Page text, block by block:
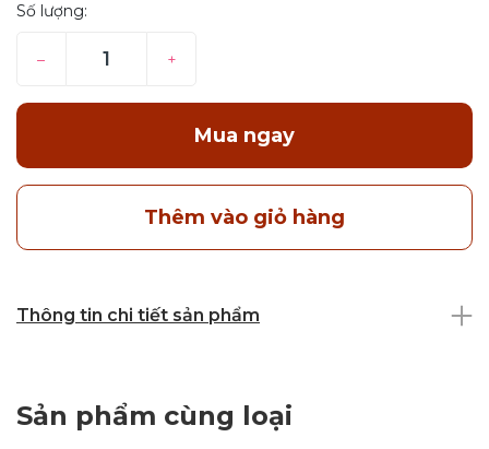
Số lượng:
– +
Mua ngay
Thêm vào giỏ hàng
Thông tin chi tiết sản phẩm
Sản phẩm cùng loại